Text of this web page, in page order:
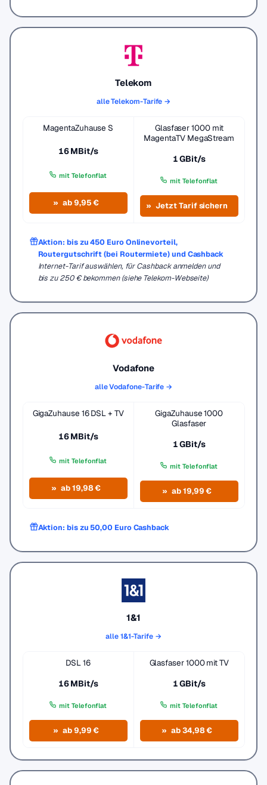
Telekom
alle Telekom-Tarife →
MagentaZuhause S
16 MBit/s
mit Telefonflat
ab 9,95 €
Glasfaser 1000 mit
MagentaTV MegaStream
1 GBit/s
mit Telefonflat
Jetzt Tarif sichern
Aktion: bis zu 450 Euro Onlinevorteil,
Routergutschrift (bei Routermiete) und Cashback
Internet-Tarif auswählen, für Cashback anmelden und
bis zu 250 € bekommen (siehe Telekom-Webseite)
Vodafone
alle Vodafone-Tarife →
GigaZuhause 16 DSL + TV
16 MBit/s
mit Telefonflat
ab 19,98 €
GigaZuhause 1000
Glasfaser
1 GBit/s
mit Telefonflat
ab 19,99 €
Aktion: bis zu 50,00 Euro Cashback
1&1
alle 1&1-Tarife →
DSL 16
16 MBit/s
mit Telefonflat
ab 9,99 €
Glasfaser 1000 mit TV
1 GBit/s
mit Telefonflat
ab 34,98 €